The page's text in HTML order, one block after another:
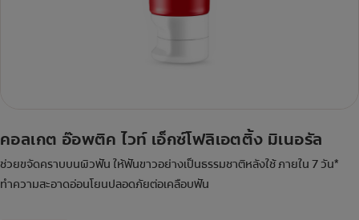
คอลเกต อ๊อพติค ไวท์ เอ็กซ์โฟลิเอตติ้ง มิเนอรัล
ช่วยขจัดคราบบนผิวฟัน ให้ฟันขาวอย่างเป็นธรรมชาติหลังใช้ ภายใน 7 วัน*
ทำความสะอาดอ่อนโยนปลอดภัยต่อเคลือบฟัน